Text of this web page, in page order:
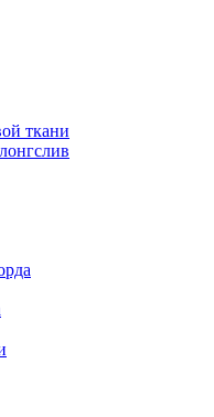
ткани